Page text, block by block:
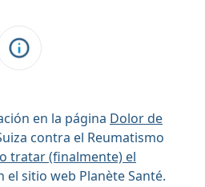
en la página Dolor de
contra el Reumatismo
tratar (finalmente) el
el sitio web Planète Santé.